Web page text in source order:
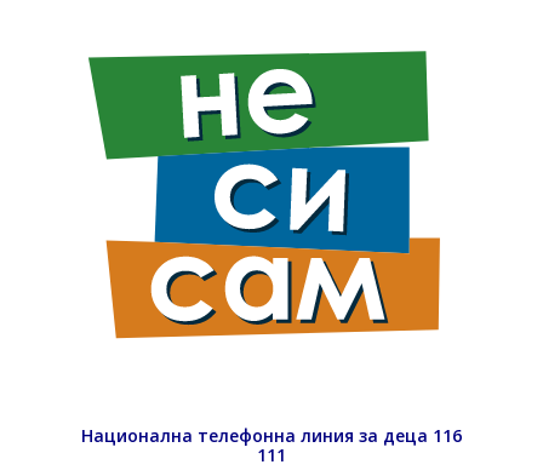
Национална телефонна линия за деца 116
111